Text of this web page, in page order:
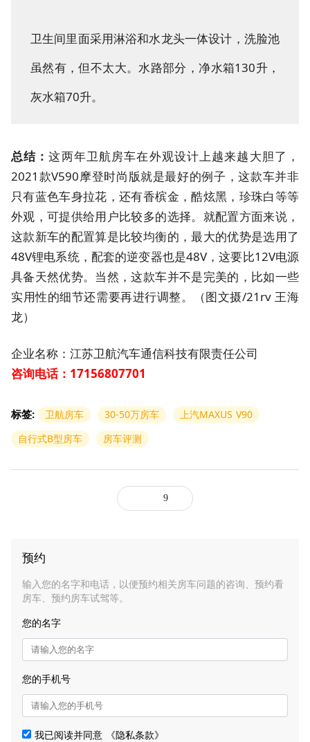
卫生间里面采用淋浴和水龙头一体设计，洗脸池
虽然有，但不太大。水路部分，净水箱130升，
灰水箱70升。
总结：这两年卫航房车在外观设计上越来越大胆了，
2021款V590摩登时尚版就是最好的例子，这款车并非
只有蓝色车身拉花，还有香槟金，酷炫黑，珍珠白等等
外观，可提供给用户比较多的选择。就配置方面来说，
这款新车的配置算是比较均衡的，最大的优势是选用了
48V锂电系统，配套的逆变器也是48V，这要比12V电源
具备天然优势。当然，这款车并不是完美的，比如一些
实用性的细节还需要再进行调整。（图文摄/21rv 王海
龙）
企业名称：江苏卫航汽车通信科技有限责任公司
咨询电话： 17156807701
标签: 卫航房车 30-50万房车
上汽MAXUS V90
自行式B型房车
房车评测
9
预约
输入您的名字和电话，以便预约相关房车问题的咨询、预约看
房车、预约房车试驾等。
您的名字
您的手机号
我已阅读并同意 《隐私条款》